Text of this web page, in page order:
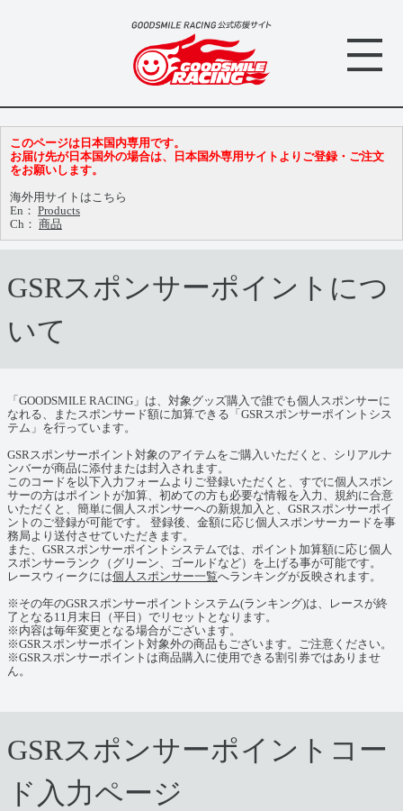
このページは日本国内専用です。
お届け先が日本国外の場合は、日本国外専用サイトよりご登録・ご注文
をお願いします。
海外用サイトはこちら
En： Products
Ch： 商品
GSRスポンサーポイントにつ
いて
「GOODSMILE RACING」は、対象グッズ購入で誰でも個人スポンサーに
なれる、またスポンサード額に加算できる「GSRスポンサーポイントシス
テム」を行っています。
GSRスポンサーポイント対象のアイテムをご購入いただくと、シリアルナ
ンバーが商品に添付または封入されます。
このコードを以下入力フォームよりご登録いただくと、すでに個人スポン
サーの方はポイントが加算、初めての方も必要な情報を入力、規約に合意
いただくと、簡単に個人スポンサーへの新規加入と、GSRスポンサーポイ
ントのご登録が可能です。 登録後、金額に応じ個人スポンサーカードを事
務局より送付させていただきます。
また、GSRスポンサーポイントシステムでは、ポイント加算額に応じ個人
スポンサーランク（グリーン、ゴールドなど）を上げる事が可能です。
レースウィークには個人スポンサー一覧へランキングが反映されます。
※その年のGSRスポンサーポイントシステム(ランキング)は、レースが終
了となる11月末日（平日）でリセットとなります。
※内容は毎年変更となる場合がございます。
※GSRスポンサーポイント対象外の商品もございます。ご注意ください。
※GSRスポンサーポイントは商品購入に使用できる割引券ではありませ
ん。
GSRスポンサーポイントコー
ド入力ページ